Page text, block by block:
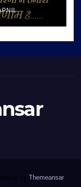
by Themeansar.